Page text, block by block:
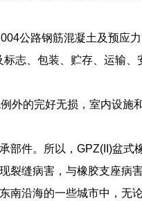
公路钢筋混凝土及预应
志、包装、贮存、运输、
外的完好无损，室内设施
部件。所以，GPZ(II)盆式
裂缝病害，与橡胶支座病
南沿海的一些城市中，无